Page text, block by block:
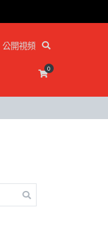
公開視頻
0